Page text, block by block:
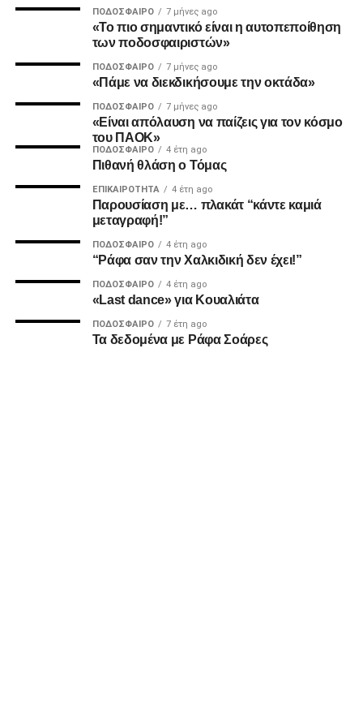
2. Την πιο σίγουρη και την πιο γρήγορη λύση για την
πολύ να δωθεί στον λαό του ΠΑΟΚ.
Και από ότι φαίνεται, ούτε γρήγοροι, ούτε σίγουροι, ούτε
ανεξάρτητοι σταθήκατε.
Επιθυμία λοιπόν του κόσμου που σας στήριξε είναι να
δωθούν ΑΜΕΣΑ αποτελέσματα και λύσεις οι οποίες
υποστηρίζονται από συμπαγής απόψεις και όχι αβάσιμες
τεκμηριώσεις και κομφούζιο καθυστερήσεων για το τι
πραγματικά συμβαίνει με την κληρονομιά του συλλόγου
ΠΟΔΌΣΦΑΙΡΟ 7 μήνες ago
«Το πιο σημαντικό είναι η αυτοπεποίθηση
των ποδοσφαιριστών»
ΠΟΔΌΣΦΑΙΡΟ 7 μήνες ago
«Πάμε να διεκδικήσουμε την οκτάδα»
ΠΟΔΌΣΦΑΙΡΟ 7 μήνες ago
«Είναι απόλαυση να παίζεις για τον κόσμο
του ΠΑΟΚ»
ΠΟΔΌΣΦΑΙΡΟ 4 έτη ago
Πιθανή θλάση ο Τόμας
ΕΠΙΚΑΙΡΌΤΗΤΑ 4 έτη ago
Παρουσίαση με… πλακάτ “κάντε καμιά
μεταγραφή!”
ΠΟΔΌΣΦΑΙΡΟ 4 έτη ago
“Ράφα σαν την Χαλκιδική δεν έχει!”
ΠΟΔΌΣΦΑΙΡΟ 4 έτη ago
«Last dance» για Κουαλιάτα
ΠΟΔΌΣΦΑΙΡΟ 7 έτη ago
Τα δεδομένα με Ράφα Σοάρες